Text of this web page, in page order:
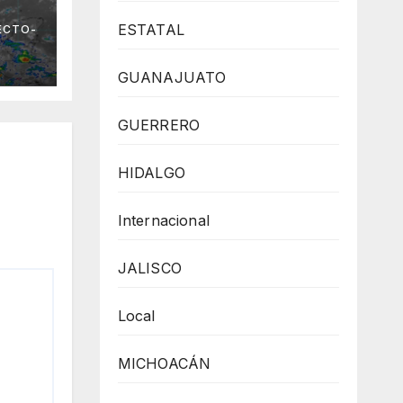
el
ESTATAL
GUANAJUATO
GUERRERO
HIDALGO
Internacional
JALISCO
Local
MICHOACÁN